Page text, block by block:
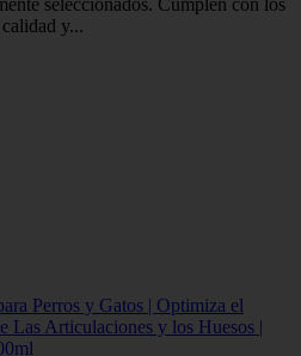
calidad y...
Perros y Gatos | Optimiza el
Las Articulaciones y los Huesos |